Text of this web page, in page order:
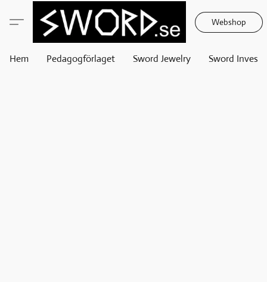
Webshop
Hem Pedagogförlaget Sword Jewelry Sword Invest